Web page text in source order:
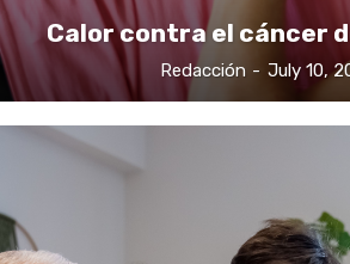
Calor contra el cáncer
Redacción - July 10,